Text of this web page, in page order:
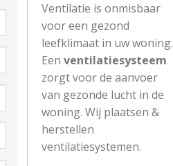
Ventilatie is onmisbaar
voor een gezond
leefklimaat in uw woning.
Een ventilatiesysteem
zorgt voor de aanvoer
van gezonde lucht in de
woning. Wij plaatsen &
herstellen
ventilatiesystemen.